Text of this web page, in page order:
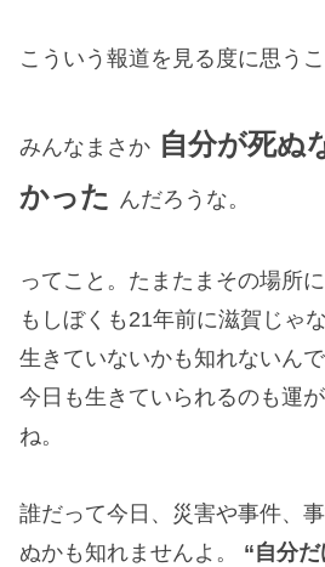
こういう報道を見る度に思うこ
みんなまさか 自分が死ぬ
かった んだろうな。
ってこと。たまたまその場所
もしぼくも21年前に滋賀じゃ
生きていないかも知れないん
今日も生きていられるのも運
ね。
誰だって今日、災害や事件、
ぬかも知れませんよ。
“自分